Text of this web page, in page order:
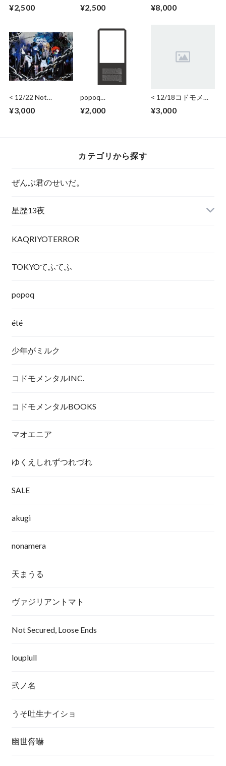
¥2,500
ェキ（日付・サイ
¥2,500
結びパーカー
¥8,000
< 12/22 Not
> Solo Instax
¥3,000
popoq
¥2,000
< 12/18コドモメン
キ（日付・サイン・
¥3,000
カテゴリから探す
ぜんぶ君のせいだ。
星歴13夜
KAQRIYOTERROR
TOKYOてふてふ
popoq
été
少年がミルク
コドモメンタルINC.
コドモメンタルBOOKS
マオエニア
ゆくえしれずつれづれ
SALE
akugi
nonamera
天まうる
ヴァジリアントマト
Not Secured, Loose Ends
louplull
弐ノ名
うそ吐生ナイショ
幽世脅嚇